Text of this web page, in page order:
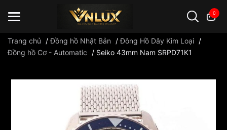
0
Trang chủ /Đồng hồ Nhật Bản /Đông Hồ Dây Kim Loại /
Đồng hồ Cơ - Automatic
/ Seiko 43mm Nam SRPD71K1